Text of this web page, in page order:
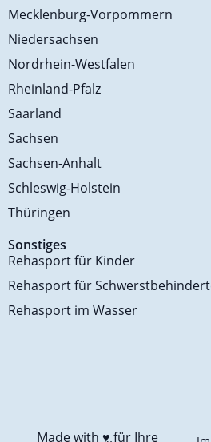
Mecklenburg-Vorpommern
Niedersachsen
Nordrhein-Westfalen
Rheinland-Pfalz
Saarland
Sachsen
Sachsen-Anhalt
Schleswig-Holstein
Thüringen
Sonstiges
Rehasport für Kinder
Rehasport für
Rehasport im Wasser
Made with ♥️für Ihre